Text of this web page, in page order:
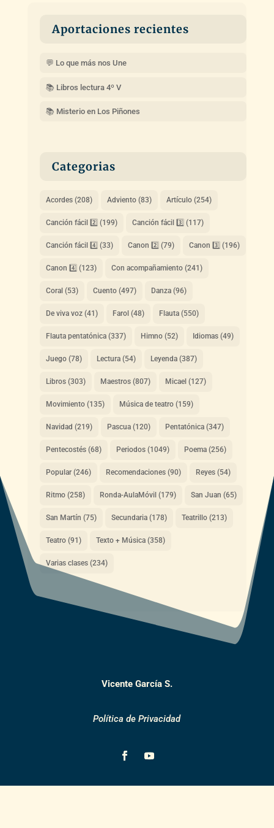
Aportaciones recientes
💬 Lo que más nos Une
📚 Libros lectura 4º V
📚 Misterio en Los Piñones
Categorias
Acordes(208) Adviento(83) Artículo(254)
Canción fácil 2️⃣ (199) Canción fácil 3️⃣ (117)
Canción fácil 4️⃣ (33) Canon 2️⃣ (79) Canon 3️⃣ (196)
Canon 4️⃣ (123) Con acompañamiento(241)
Coral (53) Cuento(497) Danza(96)
De viva voz(41) Farol (48) Flauta(550)
Flauta pentatónica(337) Himno(52) Idiomas(49)
Juego(78) Lectura(54) Leyenda(387)
Libros(303) Maestros(807) Micael (127)
Movimiento(135) Música de teatro(159)
Navidad (219) Pascua(120) Pentatónica(347)
Pentecostés(68) Periodos(1049) Poema(256)
Popular(246) Recomendaciones(90) Reyes(54)
Ritmo(258) Ronda-AulaMóvil (179) San Juan (65)
San Martín (75) Secundaria(178) Teatrillo(213)
Teatro(91) Texto + Música(358)
Varias clases(234)
Vicente García S.
Política de Privacidad